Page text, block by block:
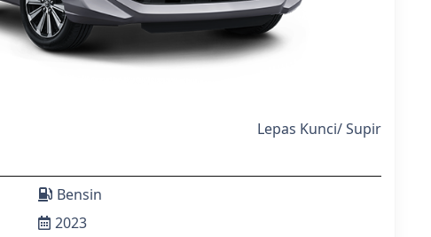
Lepas Kunci/Supir
Bensin
2023